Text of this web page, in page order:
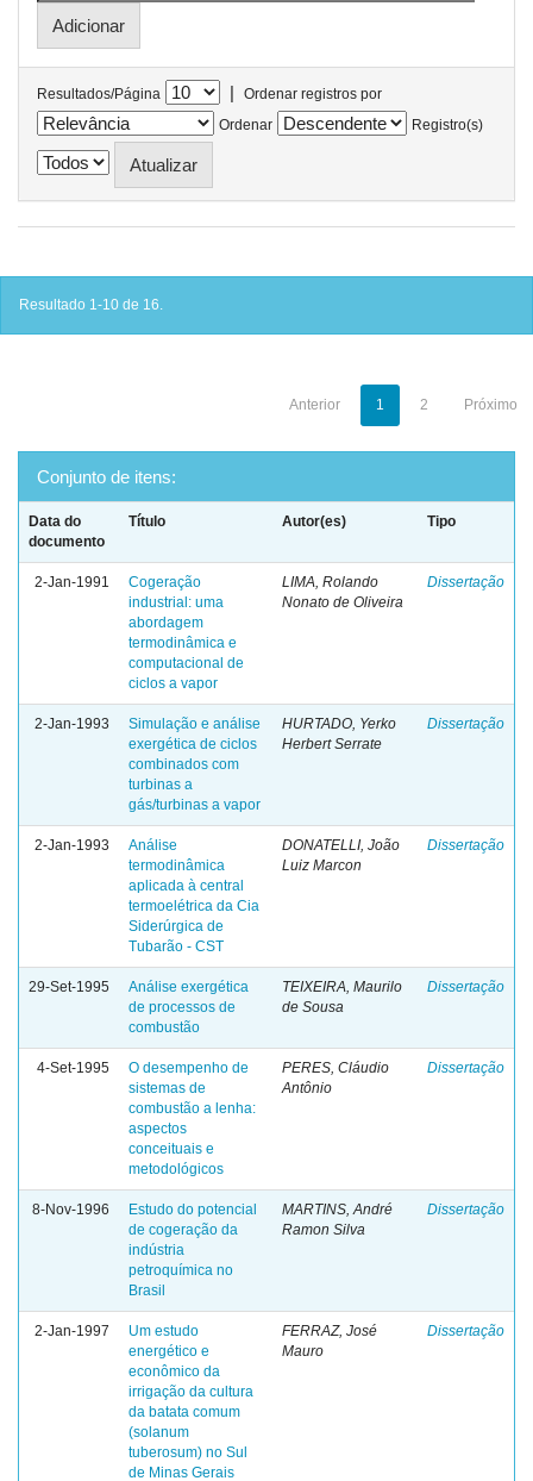
Resultados/Página |
Ordenar registros por
Ordenar
Registro(s)
Resultado 1-10 de 16.
Anterior 1 2 Próximo
Conjunto de itens:
Data do
documento
Título Autor(es) Tipo
2-Jan-1991
Cogeração
industrial: uma
abordagem
termodinâmica e
computacional de
ciclos a vapor
LIMA, Rolando
Nonato de Oliveira
Dissertação
2-Jan-1993
Simulação e análise
exergética de ciclos
combinados com
turbinas a
gás/turbinas a vapor
HURTADO, Yerko
Herbert Serrate
Dissertação
2-Jan-1993
Análise
termodinâmica
aplicada à central
termoelétrica da Cia
Siderúrgica de
Tubarão - CST
DONATELLI, João
Luiz Marcon
Dissertação
29-Set-1995
Análise exergética
de processos de
combustão
TEIXEIRA, Maurilo
de Sousa
Dissertação
4-Set-1995
O desempenho de
sistemas de
combustão a lenha:
aspectos
conceituais e
metodológicos
PERES, Cláudio
Antônio
Dissertação
8-Nov-1996
Estudo do potencial
de cogeração da
indústria
petroquímica no
Brasil
MARTINS, André
Ramon Silva
Dissertação
2-Jan-1997
Um estudo
energético e
econômico da
irrigação da cultura
da batata comum
(solanum
tuberosum) no Sul
de Minas Gerais
FERRAZ, José
Mauro
Dissertação